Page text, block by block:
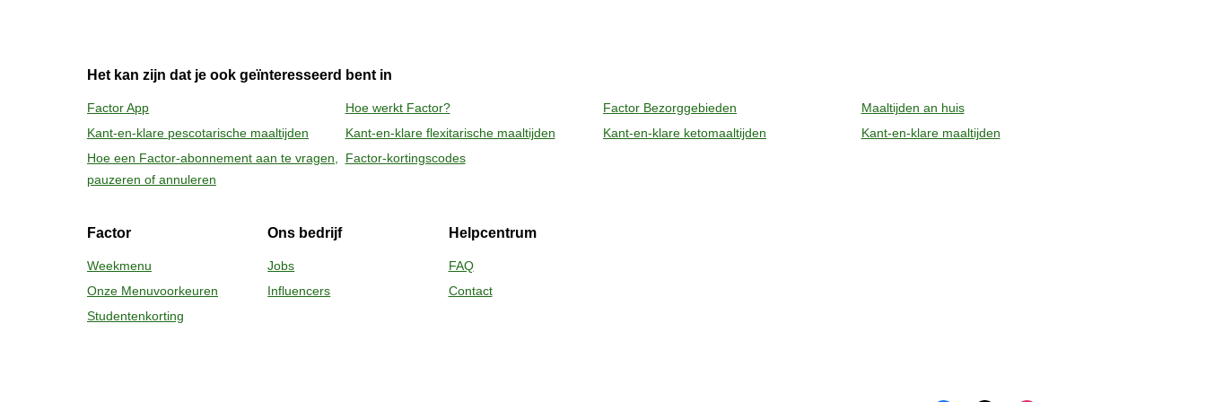
bijgevoegde cupje uit de maaltijd te halen en vouw de folie terug. Plaats het bakje in een
daarna nog 1 minuut rusten voor het verwijderen van de folie. Pas bij het openen op voor
vrijkomende damp. Voeg de inhoud van het cupje toe aan de maaltijd.
Het kan zijn dat je ook geïnteresseerd bent in
Factor App Hoe werkt Factor? Factor Bezorggebieden
Maaltijden an huis
Kant-en-klare pescotarische maaltijden
Kant-en-klare flexitarische maaltijden Kant-en-klare ketomaaltijden
Kant-en-klare maaltijden
Hoe een Factor-abonnement aan te vragen,
pauzeren of annuleren
Factor-kortingscodes
Factor
Weekmenu
Onze Menuvoorkeuren
Studentenkorting
Ons bedrijf
Jobs
Influencers
Helpcentrum
FAQ
Contact